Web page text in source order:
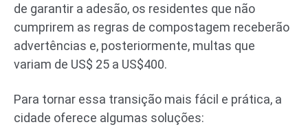
de garantir a adesão, os residentes que não
cumprirem as regras de compostagem receberão
advertências e, posteriormente, multas que
variam de US$ 25 a US$400.
Para tornar essa transição mais fácil e prática, a
cidade oferece algumas soluções: